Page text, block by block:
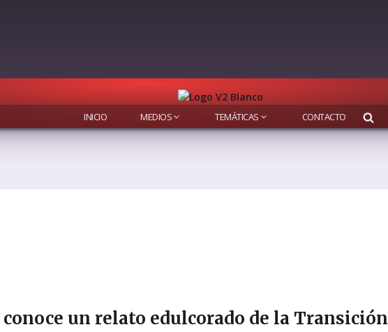
INICIO MEDIOS TEMÁTICAS CONTACTO
un relato edulcorado de la Transición